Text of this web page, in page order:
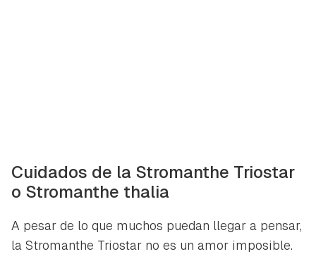
Cuidados de la Stromanthe Triostar
o Stromanthe thalia
A pesar de lo que muchos puedan llegar a pensar,
la Stromanthe Triostar no es un amor imposible.